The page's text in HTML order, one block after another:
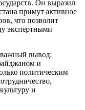
Он выразил
примут активное
что позволит
экспертными
важный вывод:
и
политическим
и